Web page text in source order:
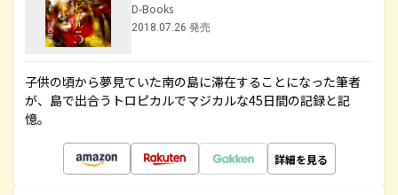
D-Books
2018.07.26 発売
子供の頃から夢見ていた南の島に滞在することになった筆者
が、島で出合うトロピカルでマジカルな45日間の記録と記
憶。
詳細を見る